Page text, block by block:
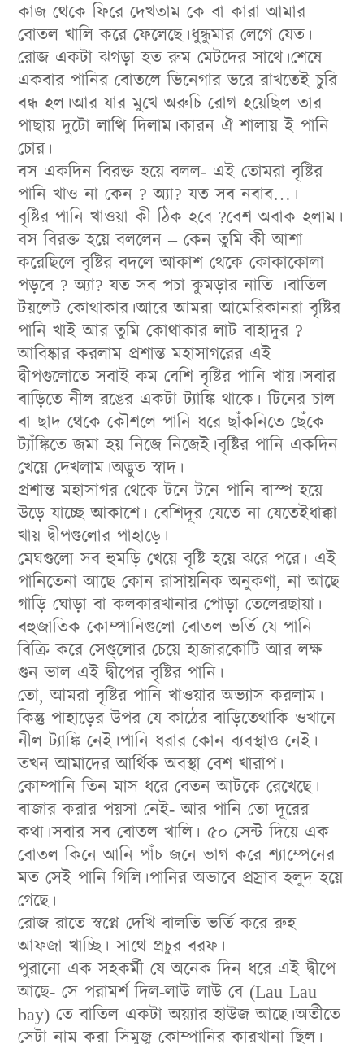
কাজ থেকে ফিরে দেখতাম কে বা কারা আমার
বোতল খালি করে ফেলেছে।ধুন্ধুমার লেগে যেত।
রোজ একটা ঝগড়া হত রুম মেটদের সাথে।শেষে
একবার পানির বোতলে ভিনেগার ভরে রাখতেই চুরি
বন্ধ হল।আর যার মুখে অরুচি রোগ হয়েছিল তার
পাছায় দুটো লাত্থি দিলাম।কারন ঐ শালায় ই পানি
চোর।
বস একদিন বিরক্ত হয়ে বলল- এই তোমরা বৃষ্টির
পানি খাও না কেন ? অ্যা? যত সব নবাব…।
বৃষ্টির পানি খাওয়া কী ঠিক হবে ?বেশ অবাক হলাম।
বস বিরক্ত হয়ে বললেন – কেন তুমি কী আশা
করেছিলে বৃষ্টির বদলে আকাশ থেকে কোকাকোলা
পড়বে ? অ্যা? যত সব পচা কুমড়ার নাতি ।বাতিল
টয়লেট কোথাকার।আরে আমরা আমেরিকানরা বৃষ্টির
পানি খাই আর তুমি কোথাকার লাট বাহাদুর ?
আবিষ্কার করলাম প্রশান্ত মহাসাগরের এই
দ্বীপগুলোতে সবাই কম বেশি বৃষ্টির পানি খায়।সবার
বাড়িতে নীল রঙের একটা ট্যাঙ্কি থাকে। টিনের চাল
বা ছাদ থেকে কৌশলে পানি ধরে ছাঁকনিতে ছেঁকে
ট্যাঁঙ্কিতে জমা হয় নিজে নিজেই।বৃষ্টির পানি একদিন
খেয়ে দেখলাম।অদ্ভুত স্বাদ।
প্রশান্ত মহাসাগর থেকে টনে টনে পানি বাস্প হয়ে
উড়ে যাচ্ছে আকাশে। বেশিদূর যেতে না যেতেইধাক্কা
খায় দ্বীপগুলোর পাহাড়ে।
মেঘগুলো সব হুমড়ি খেয়ে বৃষ্টি হয়ে ঝরে পরে। এই
পানিতেনা আছে কোন রাসায়নিক অনুকণা, না আছে
গাড়ি ঘোড়া বা কলকারখানার পোড়া তেলেরছায়া।
বহুজাতিক কোম্পানিগুলো বোতল ভর্তি যে পানি
বিক্রি করে সেগু্লোর চেয়ে হাজারকোটি আর লক্ষ
গুন ভাল এই দ্বীপের বৃষ্টির পানি।
তো, আমরা বৃষ্টির পানি খাওয়ার অভ্যাস করলাম।
কিন্তু পাহাড়ের উপর যে কাঠের বাড়িতেথাকি ওখানে
নীল ট্যাঙ্কি নেই।পানি ধরার কোন ব্যবস্থাও নেই।
তখন আমাদের আর্থিক অবস্থা বেশ খারাপ।
কোম্পানি তিন মাস ধরে বেতন আটকে রেখেছে।
বাজার করার পয়সা নেই- আর পানি তো দূরের
কথা।সবার সব বোতল খালি। ৫০ সেন্ট দিয়ে এক
বোতল কিনে আনি পাঁচ জনে ভাগ করে শ্যাম্পেনের
মত সেই পানি গিলি।পানির অভাবে প্রস্রাব হলুদ হয়ে
গেছে।
রোজ রাতে স্বপ্নে দেখি বালতি ভর্তি করে রুহ
আফজা খাচ্ছি। সাথে প্রচুর বরফ।
পুরানো এক সহকর্মী যে অনেক দিন ধরে এই দ্বীপে
আছে- সে পরামর্শ দিল-লাউ লাউ বে (Lau Lau
bay) তে বাতিল একটা অয়্যার হাউজ আছে।অতীতে
সেটা নাম করা সিমুজু কোম্পানির কারখানা ছিল।